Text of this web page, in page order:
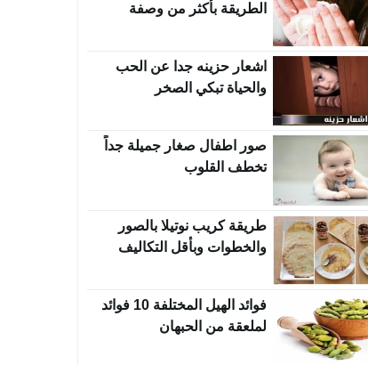
الطريقة بأكثر من وصفة
اشعار حزينه جدا عن الحب
والحياة تبكي الصخر
صور اطفال صغار جميلة جداً
تخطف القلوب
طريقة كريب نوتيلا بالصور
والخطوات وبأقل التكاليف
فوائد الهيل المختلفة 10 فوائد
لملعقة من الحبهان